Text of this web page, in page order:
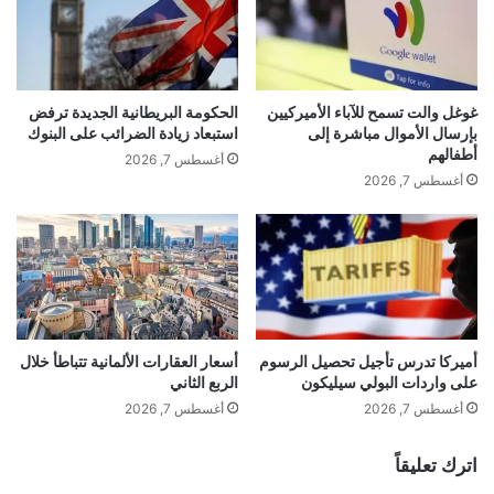
وأضاف: “وحده التوصل إلى نتيجة مُرضية في
المفاوضات يمكن أن ينهي هذه الدوامة”.
غوغل والت تسمح للآباء الأميركيين
بإرسال الأموال مباشرة إلى
أطفالهم
أغسطس 7, 2026
الحكومة البريطانية الجديدة ترفض
استبعاد زيادة الضرائب على البنوك
أغسطس 7, 2026
أميركا تدرس تأجيل تحصيل الرسوم
على واردات البولي سيليكون
أغسطس 7, 2026
أسعار العقارات الألمانية تتباطأ خلال
الربع الثاني
أغسطس 7, 2026
اترك تعليقاً